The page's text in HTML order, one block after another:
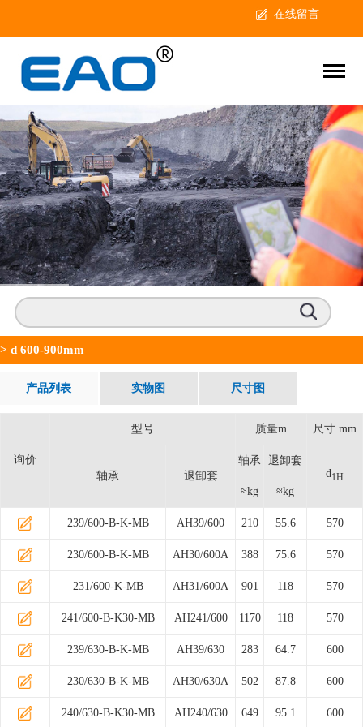
在线留言
> d 600-900mm
产品列表 实物图 尺寸图
询价
型号 质量m 尺寸 mm
轴承 退卸套
轴承
≈kg
退卸套
≈kg
d1H
239/600-B-K-MB AH39/600 210 55.6 570
230/600-B-K-MB AH30/600A 388 75.6 570
231/600-K-MB AH31/600A 901 118 570
241/600-B-K30-MB AH241/600 1170 118 570
239/630-B-K-MB AH39/630 283 64.7 600
230/630-B-K-MB AH30/630A 502 87.8 600
240/630-B-K30-MB AH240/630 649 95.1 600